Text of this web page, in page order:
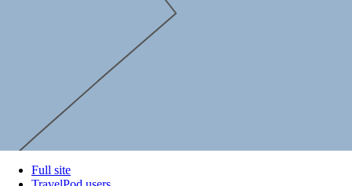
Full site